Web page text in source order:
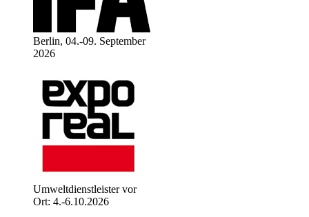
Berlin, 04.-09. September
2026
Umweltdienstleister vor
Ort: 4.-6.10.2026